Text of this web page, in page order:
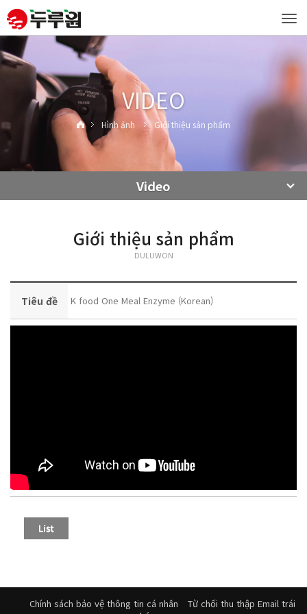
VIDEO
Hình ảnh Giới thiệu sản phẩm
Video
Giới thiệu sản phẩm
DULUWON
Tiêu đề K food One Meal Enzyme (Korean)
Chính sách bảo vệ thông tin cá nhân
Từ chối thu thập Email trái